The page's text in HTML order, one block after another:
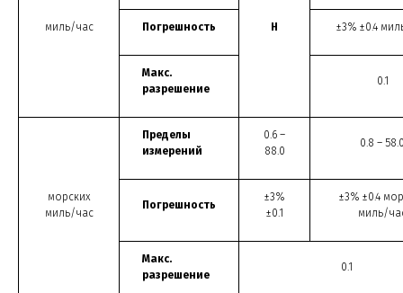
миль/час Н
Погрешность ±3% ±0.4
Макс.
разрешение
0.1
морских
миль/час
Пределы
измерений
0.6 –
88.0
0.8 –
Погрешность
±3%
±0.1
±3% ±0.4
миль/
Макс.
разрешение
0.1